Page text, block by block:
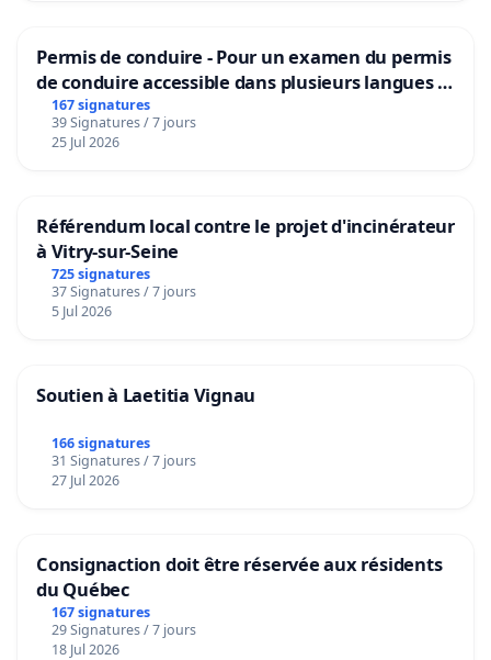
Permis de conduire - Pour un examen du permis
de conduire accessible dans plusieurs langues à
Bruxelles
167 signatures
39 Signatures / 7 jours
25 Jul 2026
Référendum local contre le projet d'incinérateur
à Vitry-sur-Seine
725 signatures
37 Signatures / 7 jours
5 Jul 2026
Soutien à Laetitia Vignau
166 signatures
31 Signatures / 7 jours
27 Jul 2026
Consignaction doit être réservée aux résidents
du Québec
167 signatures
29 Signatures / 7 jours
18 Jul 2026